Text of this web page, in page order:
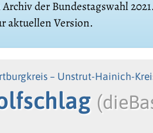
der Bundestagswahl
aktuellen Version.
– Unstrut-Hainich-